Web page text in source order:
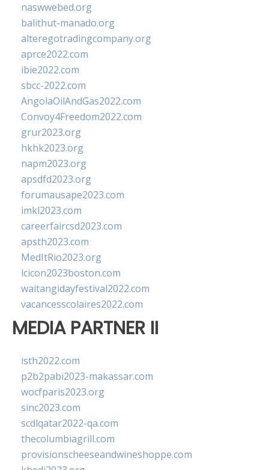
naswwebed.org
balithut-manado.org
alteregotradingcompany.org
aprce2022.com
ibie2022.com
sbcc-2022.com
AngolaOilAndGas2022.com
Convoy4Freedom2022.com
grur2023.org
hkhk2023.org
napm2023.org
apsdfd2023.org
forumausape2023.com
imkl2023.com
careerfaircsd2023.com
apsth2023.com
MedItRio2023.org
lcicon2023boston.com
waitangidayfestival2022.com
vacancesscolaires2022.com
MEDIA PARTNER II
isth2022.com
p2b2pabi2023-makassar.com
wocfparis2023.org
sinc2023.com
scdlqatar2022-qa.com
thecolumbiagrill.com
provisionscheeseandwineshoppe.com